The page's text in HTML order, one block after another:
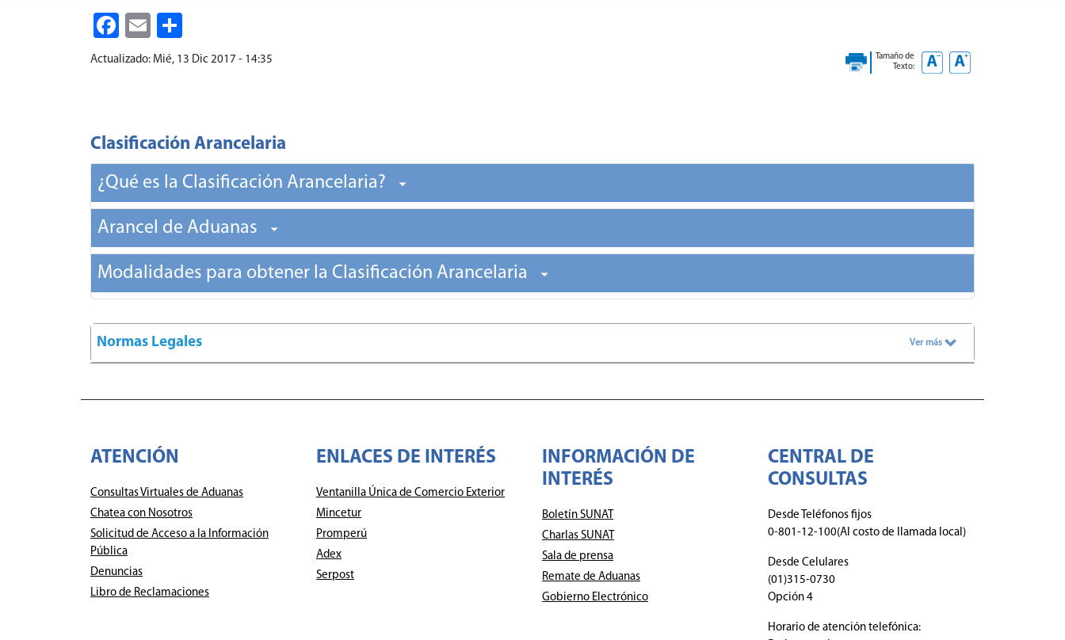
Facebook
Email
Actualizado: Mié, 13 Dic 2017 - 14:35
Tamaño de
Texto:
Clasificación Arancelaria
¿Qué es la Clasificación Arancelaria?
Arancel de Aduanas
Modalidades para obtener la Clasificación Arancelaria
Normas Legales Ver más
ATENCIÓN
Consultas Virtuales de Aduanas
Chatea con Nosotros
Solicitud de Acceso a la Información
Pública
Denuncias
Libro de Reclamaciones
ENLACES DE INTERÉS
Ventanilla Única de Comercio Exterior
Mincetur
Promperú
Adex
Serpost
INFORMACIÓN DE
INTERÉS
Boletín SUNAT
Charlas SUNAT
Sala de prensa
Remate de Aduanas
Gobierno Electrónico
CENTRAL DE
CONSULTAS
Desde Teléfonos fijos
0-801-12-100(Al costo de llamada local)
Desde Celulares
(01)315-0730
Opción 4
Horario de atención telefónica: